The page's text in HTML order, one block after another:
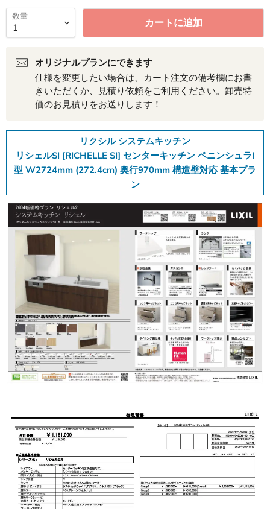
数量 カートに追加
オリジナルプランにできます
仕様を変更したい場合は、カート注文の備考欄にお書
きいただくか、 見積り依頼をご利用ください。卸売特
価のお見積りをお送りします！
リクシル システムキッチン
リシェルSI [RICHELLE SI] センターキッチン ペニンシュラI
型 W2724mm (272.4cm) 奥行970mm 構造壁対応 基本プラ
ン